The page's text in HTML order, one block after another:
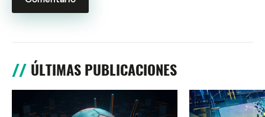
ÚLTIMAS PUBLICACIONES